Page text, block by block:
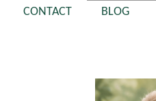
CONTACT
BLOG